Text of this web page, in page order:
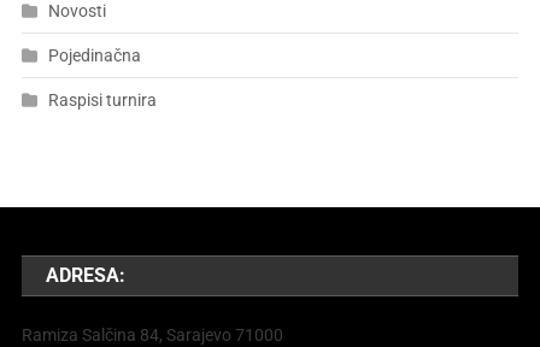
Novosti
Pojedinačna
Raspisi turnira
ADRESA:
Ramiza Salčina 84, Sarajevo 71000